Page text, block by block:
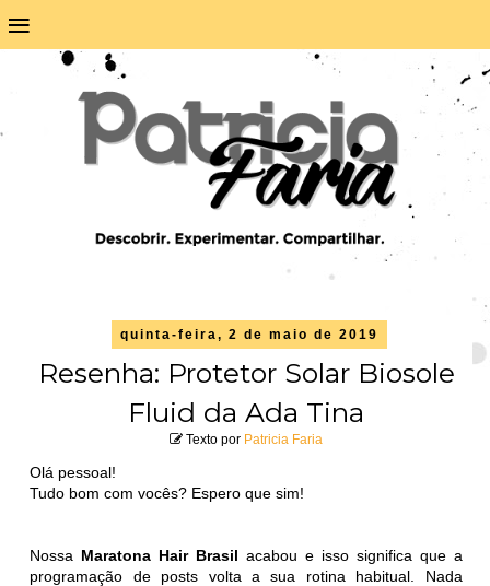
≡
quinta-feira, 2 de maio de 2019
Resenha: Protetor Solar Biosole
Fluid da Ada Tina
Texto por Patricia Faria
Olá pessoal!
Tudo bom com vocês? Espero que sim!
Nossa Maratona Hair Brasil acabou e isso significa que a
programação de posts volta a sua rotina habitual. Nada